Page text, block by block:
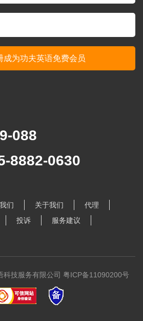
088
8882-0630
们 关于我们
代理
投诉
服务建议
技服务有限公司 粤ICP备11090200号